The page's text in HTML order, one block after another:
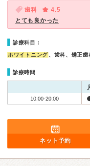
歯科
4.5
とても良かった
診療科目：
ホワイトニング、歯科、矯正
診療時間
10:00-20:00
ネット予約